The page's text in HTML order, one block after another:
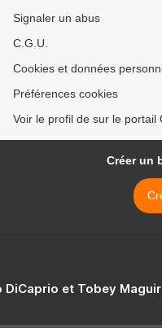
Signaler un abus
C.G.U.
Cookies et données
Préférences cookies
Voir le profil de sur le portail
Créer un
DiCaprio et Tobey